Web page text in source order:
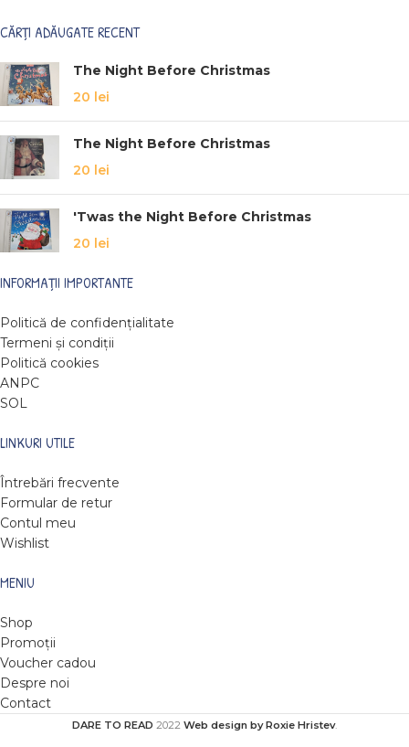
CĂRȚI ADĂUGATE RECENT
The Night Before Christmas
20 lei
The Night Before Christmas
20 lei
'Twas the Night Before Christmas
20 lei
INFORMAȚII IMPORTANTE
Politică de confidențialitate
Termeni și condiții
Politică cookies
ANPC
SOL
LINKURI UTILE
Întrebări frecvente
Formular de retur
Contul meu
Wishlist
MENIU
Shop
Promoții
Voucher cadou
Despre noi
Contact
DARE TO READ 2022 Web design by Roxie Hristev.